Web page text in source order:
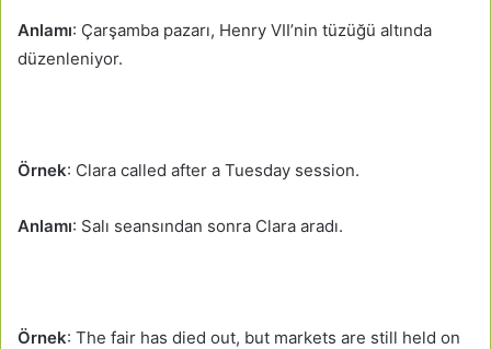
Anlamı: Çarşamba pazarı, Henry VII’nin tüzüğü altında
düzenleniyor.
Örnek: Clara called after a Tuesday session.
Anlamı: Salı seansından sonra Clara aradı.
Örnek: The fair has died out, but markets are still held on